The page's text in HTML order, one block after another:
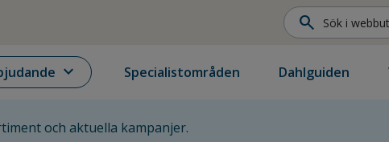
search
expand_more Specialistområden Dahlguiden
och aktuella kampanjer.